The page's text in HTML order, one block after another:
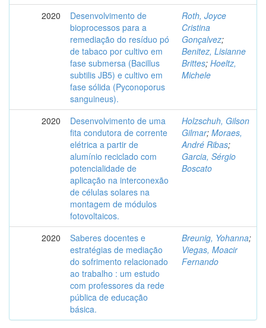
2020
Desenvolvimento de
bioprocessos para a
remediação do resíduo pó
de tabaco por cultivo em
fase submersa (Bacillus
subtilis JB5) e cultivo em
fase sólida (Pyconoporus
sanguineus).
Roth, Joyce
Cristina
Gonçalvez;
Benitez, Lisianne
Brittes; Hoeltz,
Michele
2020
Desenvolvimento de uma
fita condutora de corrente
elétrica a partir de
alumínio reciclado com
potencialidade de
aplicação na interconexão
de células solares na
montagem de módulos
fotovoltaicos.
Holzschuh, Gilson
Gilmar; Moraes,
André Ribas;
Garcia, Sérgio
Boscato
2020
Saberes docentes e
estratégias de mediação
do sofrimento relacionado
ao trabalho : um estudo
com professores da rede
pública de educação
básica.
Breunig, Yohanna;
Viegas, Moacir
Fernando